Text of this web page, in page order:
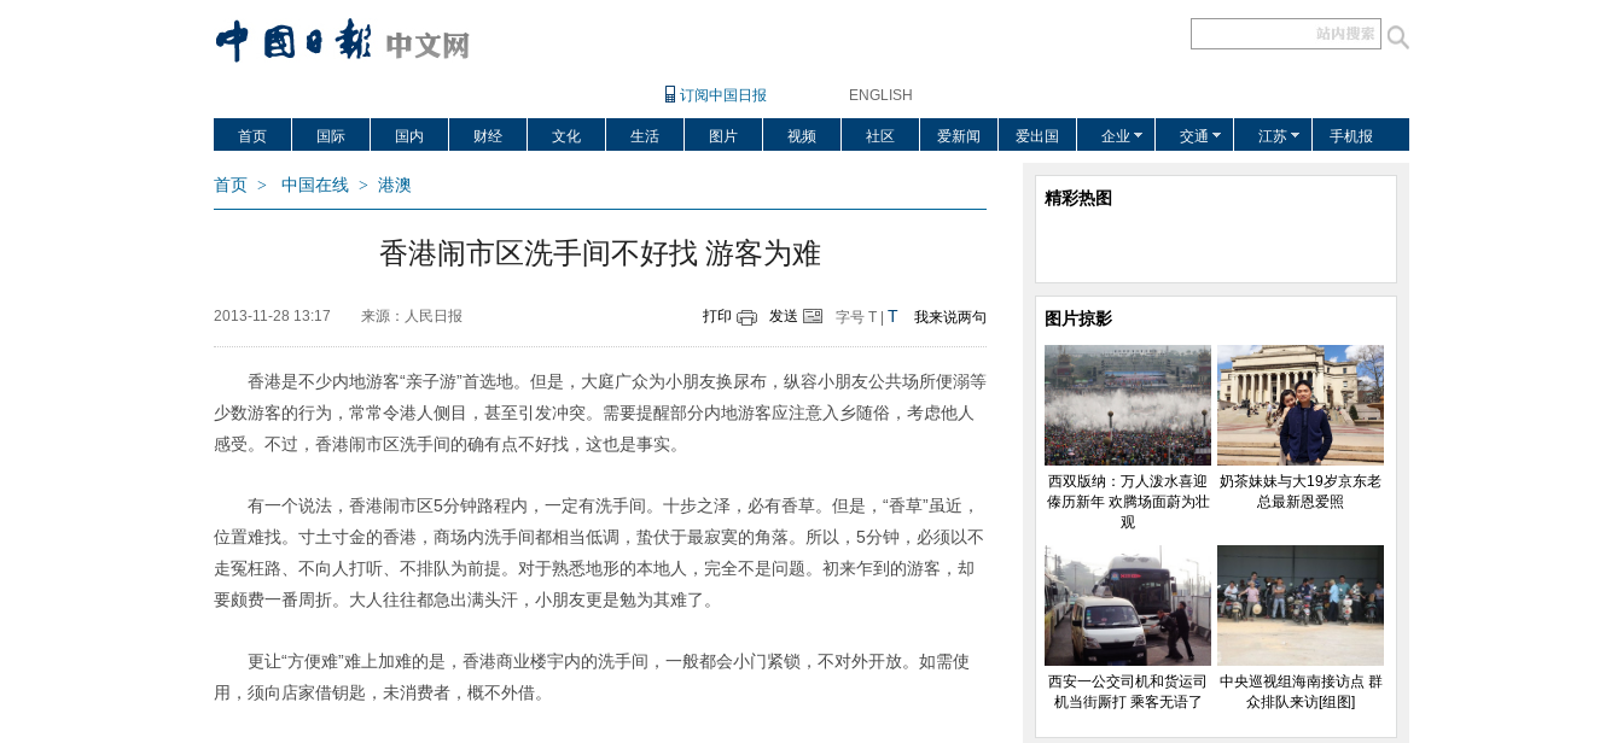
订阅中国日报 ENGLISH
首页 国际 国内 财经 文化 生活 图片 视频 社区 爱新闻 爱出国 企业 交通 江苏 手机报
首页 > 中国在线 > 港澳
香港闹市区洗手间不好找 游客为难
2013-11-28 13:17 来源：人民日报 打印 发送 字号 T T 我来说两句
香港是不少内地游客“亲子游”首选地。但是，大庭广众为小朋友换尿布，纵容小朋友公共场所便溺等
少数游客的行为，常常令港人侧目，甚至引发冲突。需要提醒部分内地游客应注意入乡随俗，考虑他人
感受。不过，香港闹市区洗手间的确有点不好找，这也是事实。
有一个说法，香港闹市区5分钟路程内，一定有洗手间。十步之泽，必有香草。但是，“香草”虽近，
位置难找。寸土寸金的香港，商场内洗手间都相当低调，蛰伏于最寂寞的角落。所以，5分钟，必须以不
走冤枉路、不向人打听、不排队为前提。对于熟悉地形的本地人，完全不是问题。初来乍到的游客，却
要颇费一番周折。大人往往都急出满头汗，小朋友更是勉为其难了。
更让“方便难”难上加难的是，香港商业楼宇内的洗手间，一般都会小门紧锁，不对外开放。如需使
用，须向店家借钥匙，未消费者，概不外借。
精彩热图
图片掠影
西双版纳：万人泼水喜迎
傣历新年 欢腾场面蔚为壮
观
奶茶妹妹与大19岁京东老
总最新恩爱照
西安一公交司机和货运司
机当街厮打 乘客无语了
中央巡视组海南接访点 群
众排队来访[组图]